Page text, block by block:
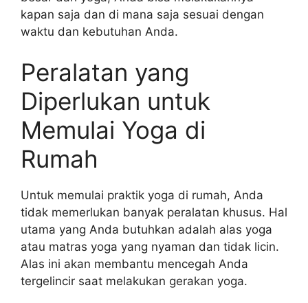
kapan saja dan di mana saja sesuai dengan
waktu dan kebutuhan Anda.
Peralatan yang
Diperlukan untuk
Memulai Yoga di
Rumah
Untuk memulai praktik yoga di rumah, Anda
tidak memerlukan banyak peralatan khusus. Hal
utama yang Anda butuhkan adalah alas yoga
atau matras yoga yang nyaman dan tidak licin.
Alas ini akan membantu mencegah Anda
tergelincir saat melakukan gerakan yoga.